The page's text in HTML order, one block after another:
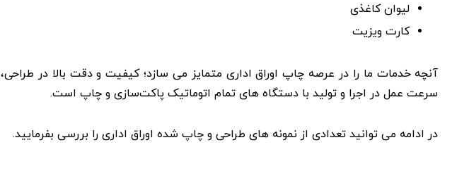
لیوان کاغذی
کارت ویزیت
آنچه خدمات ما را در عرصه چاپ اوراق اداری متمايز می سازد؛ كيفيت و دقت بالا در طراحی،
سرعت عمل در اجرا و توليد با دستگاه های تمام اتوماتيک پاكت‌سازی و چاپ است.
در ادامه می توانید تعدادی از نمونه های طراحی و چاپ شده اوراق اداری را بررسی بفرمایید.